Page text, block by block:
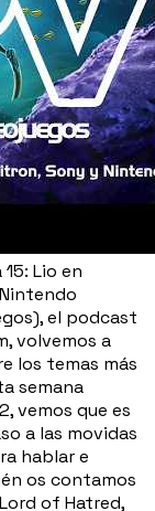
Lio en
el podcast
volvemos a
los temas más
semana
vemos que es
a las movidas
hablar e
os contamos
of Hatred,